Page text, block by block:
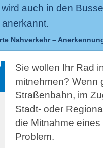
wird auch in den
Nahverkehr –
Sie wollen Ihr Rad
mitnehmen? Wenn
Straßenbahn, im
Stadt- oder
die Mitnahme
Problem.